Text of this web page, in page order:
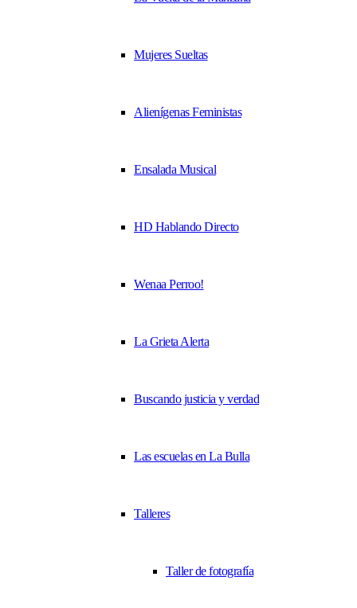
Mujeres Sueltas
Alienígenas Feministas
Ensalada Musical
HD Hablando Directo
Wenaa Perroo!
La Grieta Alerta
Buscando justicia y verdad
Las escuelas en La Bulla
Talleres
Taller de fotografía